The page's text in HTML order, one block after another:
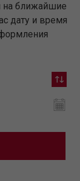
на ближайшие
дату и время